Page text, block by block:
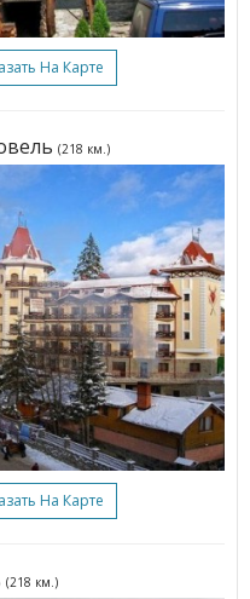
На Карте
(218 км.)
На Карте
(218 км.)